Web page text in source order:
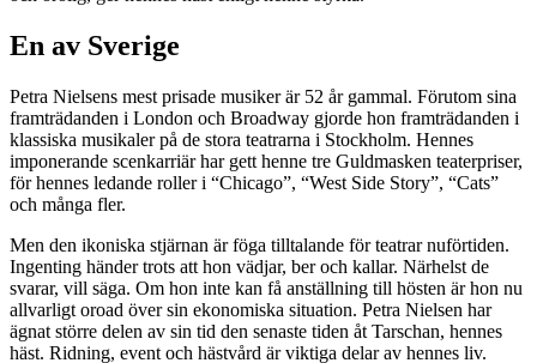
En av Sverige
Petra Nielsens mest prisade musiker är 52 år gammal. Förutom sina
framträdanden i London och Broadway gjorde hon framträdanden i
klassiska musikaler på de stora teatrarna i Stockholm. Hennes
imponerande scenkarriär har gett henne tre Guldmasken teaterpriser,
för hennes ledande roller i “Chicago”, “West Side Story”, “Cats”
och många fler.
Men den ikoniska stjärnan är föga tilltalande för teatrar nuförtiden.
Ingenting händer trots att hon vädjar, ber och kallar. Närhelst de
svarar, vill säga. Om hon inte kan få anställning till hösten är hon nu
allvarligt oroad över sin ekonomiska situation. Petra Nielsen har
ägnat större delen av sin tid den senaste tiden åt Tarschan, hennes
häst. Ridning, event och hästvård är viktiga delar av hennes liv.